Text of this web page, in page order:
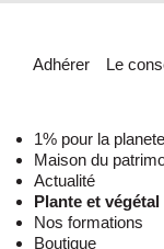
Adhérer Le
1% pour la planete
Maison du
Actualité
Plante et végétal
Nos formations
Boutique